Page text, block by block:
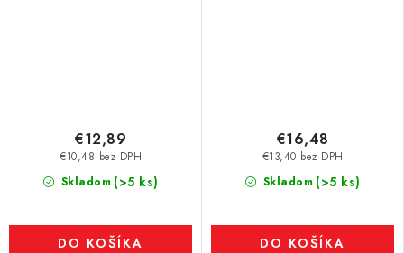
Skladom (>5 ks)
€10,48 bez DPH
€12,89
DO KOŠÍKA
Skladom (>5 ks)
€13,40 bez DPH
€16,48
DO KOŠÍKA